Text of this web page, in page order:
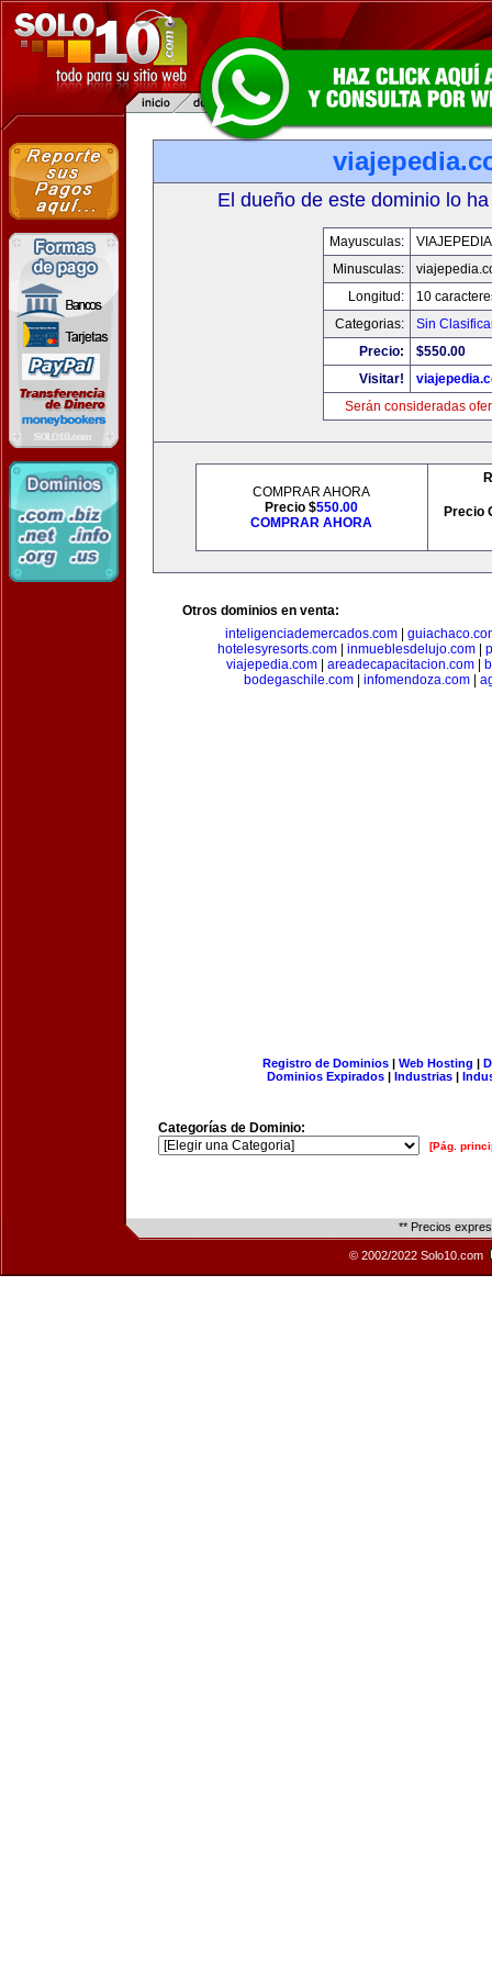
El dueño de este dominio lo
Mayusculas:
Minusculas:
Longitud:
10
Categorias:
Sin
Precio:
$550.00
Visitar!
Serán consideradas
COMPRAR AHORA
Precio $550.00
COMPRAR AHORA
Precio
Otros dominios en venta:
inteligenciademercados.com
hotelesyresorts.com
inmueblesdelujo.com
viajepedia.com| areadecapacitacion.com|
bodegaschile.com| infomendoza.com|
Registro de Dominios| Web Hosting |
Dominios Expirados | Industrias |
Categorías de Dominio:
[Pág.
** Precios
© 2002/2022 Solo10.com